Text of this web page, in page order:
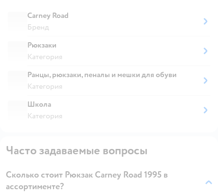
Carney Road
Бренд
Рюкзаки
Категория
Ранцы, рюкзаки, пеналы и мешки для обуви
Категория
Школа
Категория
Часто задаваемые вопросы
Сколько стоит Рюкзак Carney Road 1995 в
ассортименте?